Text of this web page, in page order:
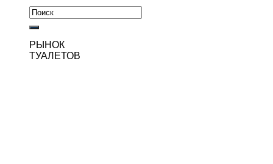
РЫНОК
ТУАЛЕТОВ